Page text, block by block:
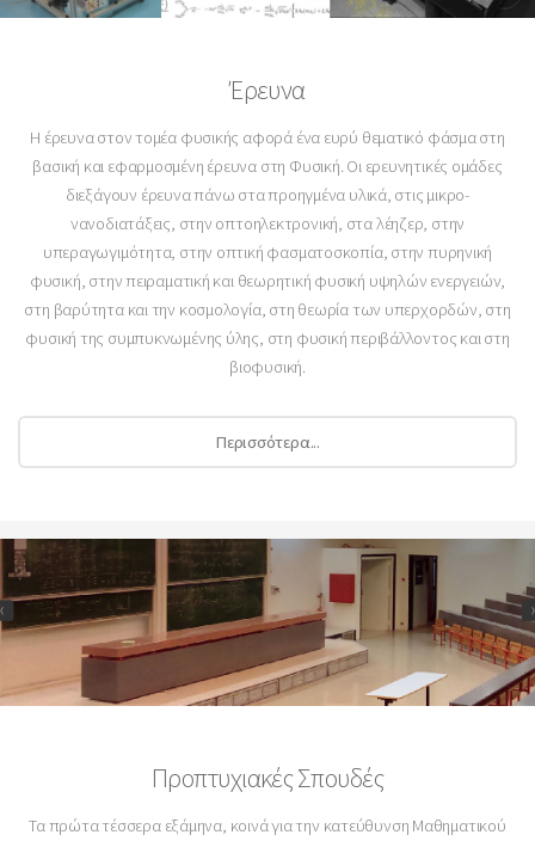
Έρευνα
Η έρευνα στον τομέα φυσικής αφορά ένα ευρύ θεματικό φάσμα στη
βασική και εφαρμοσμένη έρευνα στη Φυσική. Οι ερευνητικές ομάδες
διεξάγουν έρευνα πάνω στα προηγμένα υλικά, στις μικρο-
νανοδιατάξεις, στην οπτοηλεκτρονική, στα λέηζερ, στην
υπεραγωγιμότητα, στην οπτική φασματοσκοπία, στην πυρηνική
φυσική, στην πειραματική και θεωρητική φυσική υψηλών ενεργειών,
στη βαρύτητα και την κοσμολογία, στη θεωρία των υπερχορδών, στη
φυσική της συμπυκνωμένης ύλης, στη φυσική περιβάλλοντος και στη
βιοφυσική.
Περισσότερα...
Προπτυχιακές Σπουδές
Τα πρώτα τέσσερα εξάμηνα, κοινά για την κατεύθυνση Μαθηματικού